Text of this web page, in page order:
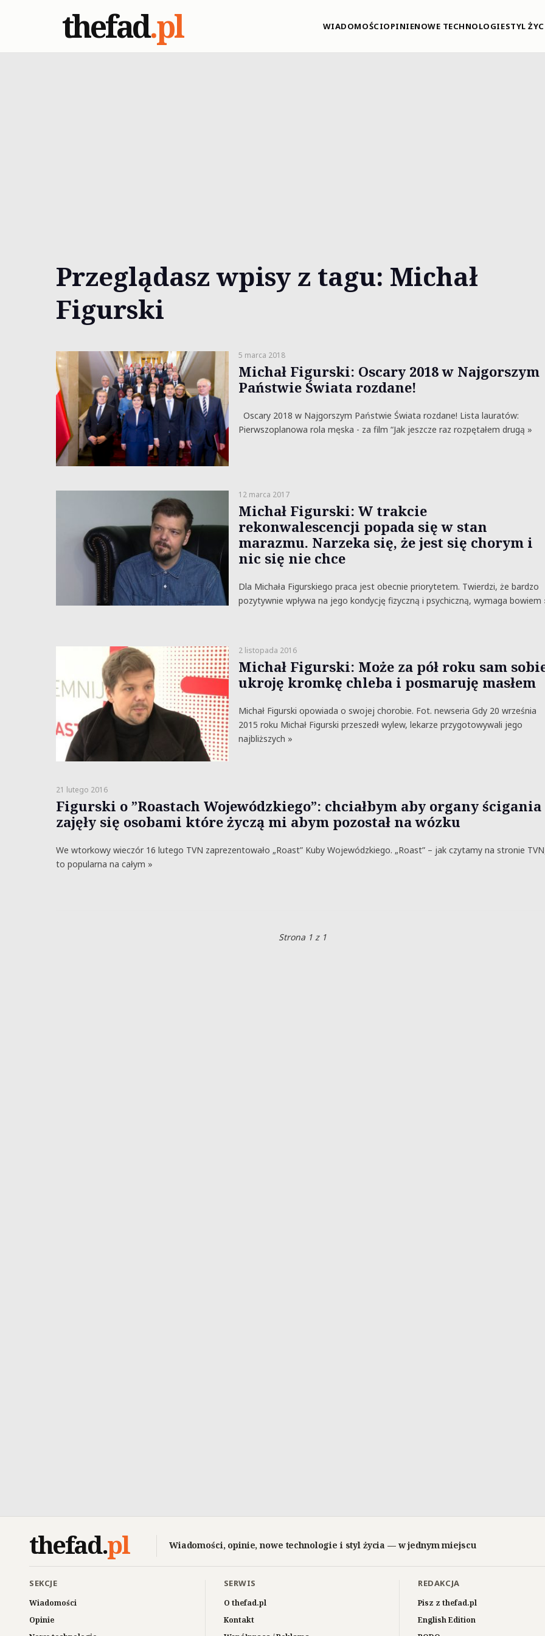
thefad.pl WIADOMOŚCIOPINIENOWE TECHNOLOGIESTYL
Przeglądasz wpisy z tagu: Michał
Figurski
5 marca 2018
Michał Figurski: Oscary 2018 w Najgorszym
Państwie Świata rozdane!
Oscary 2018 w Najgorszym Państwie Świata rozdane! Lista lauratów:
Pierwszoplanowa rola męska - za film “Jak jeszcze raz rozpętałem drugą »
12 marca 2017
Michał Figurski: W trakcie
rekonwalescencji popada się w stan
marazmu. Narzeka się, że jest się chorym i
nic się nie chce
Dla Michała Figurskiego praca jest obecnie priorytetem. Twierdzi, że bardzo
pozytywnie wpływa na jego kondycję fizyczną i psychiczną, wymaga bowiem
2 listopada 2016
Michał Figurski: Może za pół roku sam
ukroję kromkę chleba i posmaruję masłem
Michał Figurski opowiada o swojej chorobie. Fot. newseria Gdy 20 września
2015 roku Michał Figurski przeszedł wylew, lekarze przygotowywali jego
najbliższych »
21 lutego 2016
Figurski o ”Roastach Wojewódzkiego”: chciałbym aby organy ścigania
zajęły się osobami które życzą mi abym pozostał na wózku
We wtorkowy wieczór 16 lutego TVN zaprezentowało „Roast” Kuby Wojewódzkiego. „Roast” – jak czytamy na stronie
to popularna na całym »
Strona 1 z 1
thefad.pl Wiadomości, opinie, nowe technologie i styl życia — w jednym miejscu
SEKCJE
Wiadomości
Opinie
SERWIS
O thefad.pl
Kontakt
REDAKCJA
Pisz z thefad.pl
English Edition